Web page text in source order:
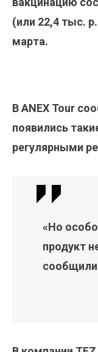
(или 22,4 тыс.
марта.
В ANEX Tour
появились
регулярными
«Но
продукт